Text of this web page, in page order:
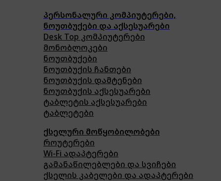
პერსონალური კომპიუტერები,
ნოუთბუქები და აქსესუარები
Desk Top კომპიუტერები
მონობლოკები
ნოუთბუქები
ნოუთბუქის ჩანთები
ნოუთბუქის დამტენები
ნოუთბუქის აქსესუარები
ტაბლეტის აქსესუარები
ტაბლეტები
ქსელური მოწყობილობები
როუტერები
Wi-Fi ადაპტერები
გამანაწილებლები და სვიჩები
ქსელის კაბელები და ადაპტერები